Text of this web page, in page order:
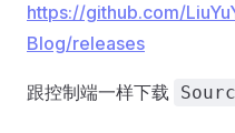
https://github.com/
Blog/releases
跟控制端一样下载